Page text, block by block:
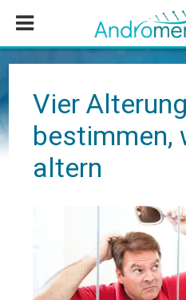
Inhalt
springen
Seitenspalte
springen
Fußzeile
springen
Vier
bestimmen,
altern